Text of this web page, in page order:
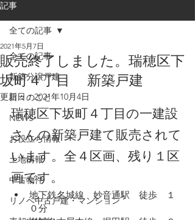
記事
全ての記事
新築分譲戸建
日々のこと
NEWS
お役立ち情報
土地情報
中古物件
リノベ中古戸建・マンション
全ての記事
販売終了しました。瑞穂区下
坂町４丁目 新築戸建
2021年5月7日
更新日：2021年10月4日
瑞穂区下坂町４丁目の一建設
さんの新築戸建て販売されて
います。全４区画、残り１区
画です。
地下鉄名城線　妙音通駅　徒歩　１
０分